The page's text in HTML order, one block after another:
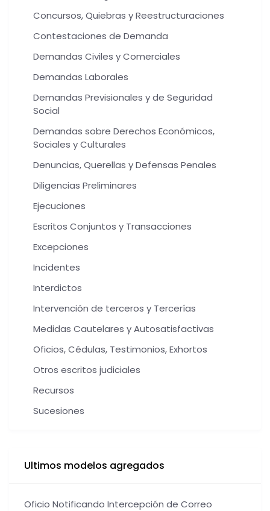
Concursos, Quiebras y Reestructuraciones
Contestaciones de Demanda
Demandas Civiles y Comerciales
Demandas Laborales
Demandas Previsionales y de Seguridad
Social
Demandas sobre Derechos Económicos,
Sociales y Culturales
Denuncias, Querellas y Defensas Penales
Diligencias Preliminares
Ejecuciones
Escritos Conjuntos y Transacciones
Excepciones
Incidentes
Interdictos
Intervención de terceros y Tercerías
Medidas Cautelares y Autosatisfactivas
Oficios, Cédulas, Testimonios, Exhortos
Otros escritos judiciales
Recursos
Sucesiones
Ultimos modelos agregados
Oficio Notificando Intercepción de Correo